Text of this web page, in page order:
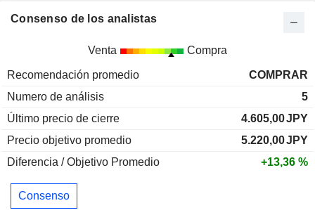
Consenso de los analistas
Venta Compra
Recomendación promedio
COMPRAR
Numero de análisis
5
Último precio de cierre
4.605,00JPY
Precio objetivo promedio
5.220,00JPY
Diferencia / Objetivo Promedio
+13,36 %
Consenso